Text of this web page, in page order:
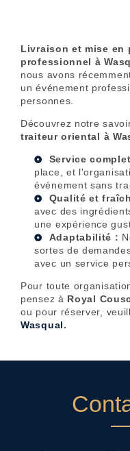
Livraison et mise
professionnel à
nous avons
un événement
personnes.
Découvrez notre
traiteur oriental à
Service
place, et
événement sans
Qualité et
avec des
une expérience
Adaptabilité :
sortes de
avec un service
Pour toute
pensez à Royal
ou pour réserver,
Wasqual.